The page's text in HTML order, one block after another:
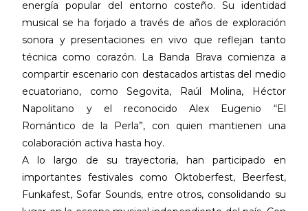
energía popular del entorno costeño. Su identidad
musical se ha forjado a través de años de exploración
sonora y presentaciones en vivo que reflejan tanto
técnica como corazón. La Banda Brava comienza a
compartir escenario con destacados artistas del medio
ecuatoriano, como Segovita, Raúl Molina, Héctor
Napolitano y el reconocido Alex Eugenio “El
Romántico de la Perla”, con quien mantienen una
colaboración activa hasta hoy.
A lo largo de su trayectoria, han participado en
importantes festivales como Oktoberfest, Beerfest,
Funkafest, Sofar Sounds, entre otros, consolidando su